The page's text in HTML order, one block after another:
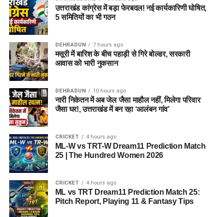
बल्लेबाजों के साथ-साथ पूरे
ओवर्स करने वाले ऑलराउंडर्स
शामिल हैं।
Team 2: Grand League (GL)
Winning Combination
Wicket-keeper:
Batters:James Vince, Ashton Turner, Rovman
Powell
All-Rounders:
Wasim
Bowlers:Trent Boult (VC), Lockie Ferguson, Luke
Wood, Michael Henry
Ashleigh Gardner(ऑलराउंडर)
Heather Graham
Katie George
Josie Groves(गेंदबाज)
Alana King
Kirstie Gordon (स्पिनर)
Cassidy McCarthy(तेज गेंदबाज)
Natasha Wraith
Alexa Stonehouse(गेंदबाज)
6. टॉप फैंटेसी पिक्स और मस्ट-हैव प्लेयर्स
(Must-Have Players for
Dream11)
Pitch Type
Hard Pitch
बल्लेबाजी
अच्छी
गेंदबाजी
पहली पारी औसत स्कोर
155 रन
BPH vs SUL Weather Report
Edgbaston में मौसम क्रिकेट के लिए अनुकूल रहने की उम्मीद है।
तापमान
मौसम
साफ और धूप वाला
बारिश की संभावना
पूरा मुकाबला बिना किसी रुकावट के खेले जाने की संभावना है।
उत्तराखंड कांग्रेस में बड़ा फेरबदल! नई कार्यकारिणी घोषित,
5 समितियों का भी गठन
DEHRADUN 7 hours ago
मसूरी में बारिश के बीच पहाड़ी से गिरे बोल्डर, सरकारी
आवास को भारी नुकसान
DEHRADUN 10 hours ago
नारी निकेतन में अब जेल जैसा माहौल नहीं, मिलेगा परिवार
जैसा घर!, उत्तराखंड में बन रहा ‘आलंबन गांव’
CRICKET 4 hours ago
ML-W vs TRT-W Dream11 Prediction Match
25 | The Hundred Women 2026
CRICKET 4 hours ago
ML vs TRT Dream11 Prediction Match 25:
Pitch Report, Playing 11 & Fantasy Tips